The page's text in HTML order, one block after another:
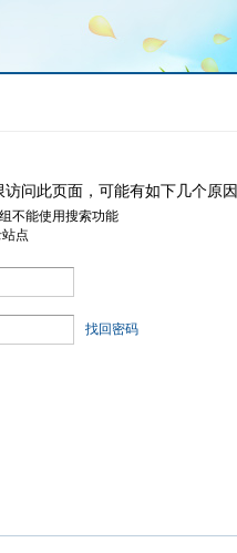
问此页面，可能有如下几个原因
不能使用搜索功能
点
找回密码